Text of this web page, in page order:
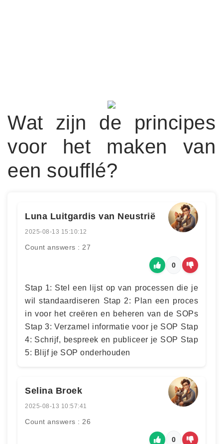
Wat zijn de principes
voor het maken van
een soufflé?
Luna Luitgardis van Neustrië
2025-08-13 15:10:12
Count answers : 27
0
Stap 1: Stel een lijst op van processen die je
wil standaardiseren Stap 2: Plan een proces
in voor het creëren en beheren van de SOPs
Stap 3: Verzamel informatie voor je SOP Stap
4: Schrijf, bespreek en publiceer je SOP Stap
5: Blijf je SOP onderhouden
Selina Broek
2025-08-13 10:57:41
Count answers : 26
0